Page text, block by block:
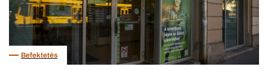
Befektetés